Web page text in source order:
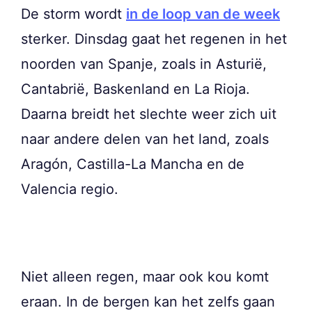
De storm wordt in de loop van de week
sterker. Dinsdag gaat het regenen in het
noorden van Spanje, zoals in Asturië,
Cantabrië, Baskenland en La Rioja.
Daarna breidt het slechte weer zich uit
naar andere delen van het land, zoals
Aragón, Castilla-La Mancha en de
Valencia regio.
Niet alleen regen, maar ook kou komt
eraan. In de bergen kan het zelfs gaan